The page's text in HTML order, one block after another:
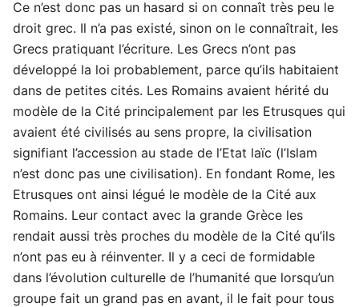
Ce n’est donc pas un hasard si on connaît très peu le
droit grec. Il n’a pas existé, sinon on le connaîtrait, les
Grecs pratiquant l’écriture. Les Grecs n’ont pas
développé la loi probablement, parce qu’ils habitaient
dans de petites cités. Les Romains avaient hérité du
modèle de la Cité principalement par les Etrusques qui
avaient été civilisés au sens propre, la civilisation
signifiant l’accession au stade de l’Etat laïc (l’Islam
n’est donc pas une civilisation). En fondant Rome, les
Etrusques ont ainsi légué le modèle de la Cité aux
Romains. Leur contact avec la grande Grèce les
rendait aussi très proches du modèle de la Cité qu’ils
n’ont pas eu à réinventer. Il y a ceci de formidable
dans l’évolution culturelle de l’humanité que lorsqu’un
groupe fait un grand pas en avant, il le fait pour tous